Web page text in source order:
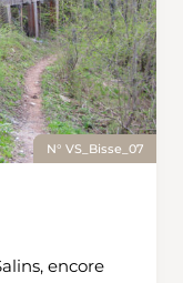
N° VS_Bisse_07
encore